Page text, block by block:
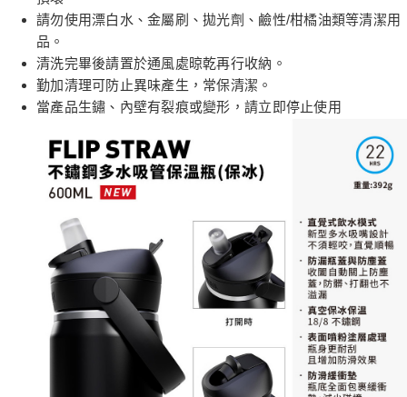
請勿使用漂白水、金屬刷、拋光劑、鹼性/柑橘油類等清潔用
品。
清洗完畢後請置於通風處晾乾再行收納。
勤加清理可防止異味產生，常保清潔。
當產品生鏽、內壁有裂痕或變形，請立即停止使用